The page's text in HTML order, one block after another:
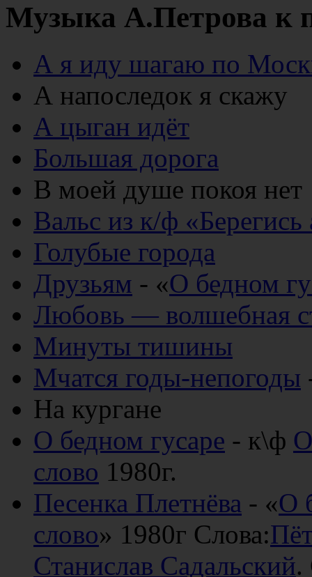
Музыка А.Петрова к
А я иду шагаю по
А напоследок я скажу
А цыган идёт
Большая дорога
В моей душе покоя нет
Вальс из к/ф «Берегись
Голубые города
Друзьям - «О бедном
Любовь — волшебная
Минуты тишины
Мчатся годы-непогоды
На кургане
О бедном гусаре - к\ф
слово 1980г.
Песенка Плетнёва - «О
слово» 1980г Слова:
Станислав Садальский.